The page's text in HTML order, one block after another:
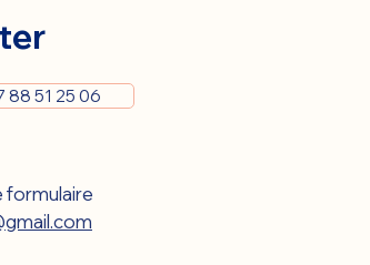
88 51 25 06
formulaire